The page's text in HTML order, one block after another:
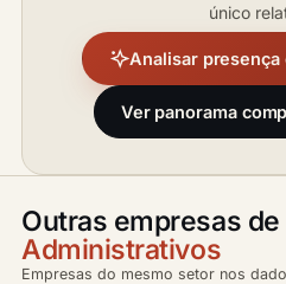
único
Analisar presença
Ver panorama
Outras empresas de
Administrativos
Empresas do mesmo setor nos